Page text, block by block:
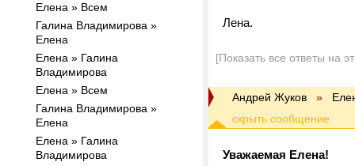
Елена » Всем
Галина Владимирова »
Елена
Елена » Галина
Владимирова
Елена » Всем
Галина Владимирова »
Елена
Елена » Галина
Владимирова
Лена.
[Показать все ответы на
Андрей Жуков »
Уважаемая Елена!